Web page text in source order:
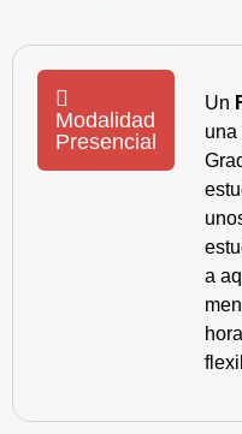
Modalidad
Presencial
Un
una
a